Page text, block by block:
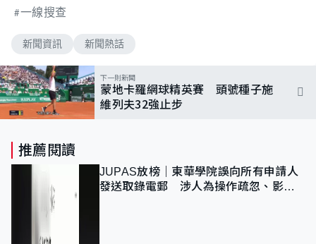
一線搜查
新聞資訊 新聞熱話
下一則新聞
蒙地卡羅網球精英賽 頭號種子施
維列夫32強止步
推薦閱讀
JUPAS放榜｜東華學院誤向所有申請人
發送取錄電郵 涉人為操作疏忽、影響